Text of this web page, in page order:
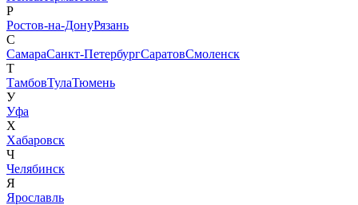
Р
Ростов-на-ДонуРязань
С
СамараСанкт-ПетербургСаратовСмоленск
Т
ТамбовТулаТюмень
У
Уфа
Х
Хабаровск
Ч
Челябинск
Я
Ярославль